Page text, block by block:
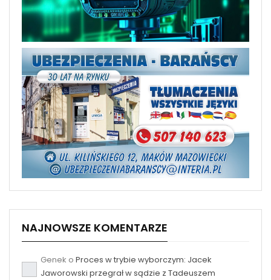
NAJNOWSZE KOMENTARZE
Genek o Proces w trybie wyborczym: Jacek
Jaworowski przegrał w sądzie z Tadeuszem